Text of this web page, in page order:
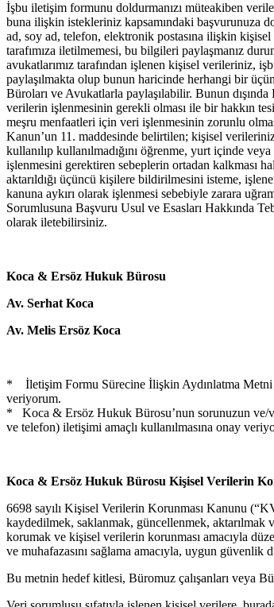
İşbu iletişim formunu doldurmanızı müteakiben
buna ilişkin istekleriniz kapsamındaki başvurunuza
ad, soy ad, telefon, elektronik postasına ilişkin
tarafımıza iletilmemesi, bu bilgileri paylaşmanız
avukatlarımız tarafından işlenen kişisel verileriniz,
paylaşılmakta olup bunun haricinde herhangi bir
Büroları ve Avukatlarla paylaşılabilir. Bunun
verilerin işlenmesinin gerekli olması ile bir hakkın
meşru menfaatleri için veri işlenmesinin zorunlu
Kanun’un 11. maddesinde belirtilen; kişisel
kullanılıp kullanılmadığını öğrenme, yurt içinde
işlenmesini gerektiren sebeplerin ortadan kalkması
aktarıldığı üçüncü kişilere bildirilmesini isteme,
kanuna aykırı olarak işlenmesi sebebiyle zarara
Sorumlusuna Başvuru Usul ve Esasları Hakkında
olarak iletebilirsiniz.
Koca & Ersöz Hukuk Bürosu
Av. Serhat Koca
Av. Melis Ersöz Koca
* İletişim Formu Sürecine İlişkin Aydınlatma Metni
veriyorum.
* Koca & Ersöz Hukuk Bürosu’nun sorunuzun ve/
ve telefon) iletişimi amaçlı kullanılmasına onay
Koca & Ersöz Hukuk Bürosu Kişisel Verilerin
6698 sayılı Kişisel Verilerin Korunması Kanunu
kaydedilmek, saklanmak, güncellenmek, aktarılmak
korumak ve kişisel verilerin korunması amacıyla
ve muhafazasını sağlama amacıyla, uygun
Bu metnin hedef kitlesi, Büromuz çalışanları veya